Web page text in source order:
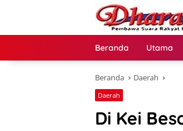
Beranda Utama
Beranda Daerah
Daerah
Di Kei